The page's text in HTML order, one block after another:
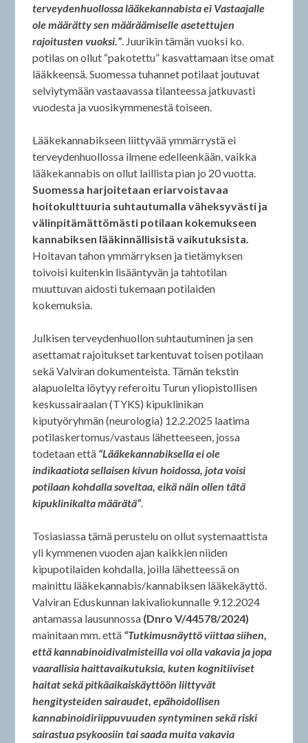
terveydenhuollossa lääkekannabista ei Vastaajalle
ole määrätty sen määräämiselle asetettujen
rajoitusten vuoksi.”. Juurikin tämän vuoksi ko.
potilas on ollut “pakotettu” kasvattamaan itse omat
lääkkeensä. Suomessa tuhannet potilaat joutuvat
selviytymään vastaavassa tilanteessa jatkuvasti
vuodesta ja vuosikymmenestä toiseen.
Lääkekannabikseen liittyvää ymmärrystä ei
terveydenhuollossa ilmene edelleenkään, vaikka
lääkekannabis on ollut laillista pian jo 20 vuotta.
Suomessa harjoitetaan eriarvoistavaa
hoitokulttuuria suhtautumalla väheksyvästi ja
välinpitämättömästi potilaan kokemukseen
kannabiksen lääkinnällisistä vaikutuksista.
Hoitavan tahon ymmärryksen ja tietämyksen
toivoisi kuitenkin lisääntyvän ja tahtotilan
muuttuvan aidosti tukemaan potilaiden
kokemuksia.
Julkisen terveydenhuollon suhtautuminen ja sen
asettamat rajoitukset tarkentuvat toisen potilaan
sekä Valviran dokumenteista. Tämän tekstin
alapuolelta löytyy referoitu Turun yliopistollisen
keskussairaalan (TYKS) kipuklinikan
kiputyöryhmän (neurologia) 12.2.2025 laatima
potilaskertomus/vastaus lähetteeseen, jossa
todetaan että “Lääkekannabiksella ei ole
indikaatiota sellaisen kivun hoidossa, jota voisi
potilaan kohdalla soveltaa, eikä näin ollen tätä
kipuklinikalta määrätä”.
Tosiasiassa tämä perustelu on ollut systemaattista
yli kymmenen vuoden ajan kaikkien niiden
kipupotilaiden kohdalla, joilla lähetteessä on
mainittu lääkekannabis/kannabiksen lääkekäyttö.
Valviran Eduskunnan lakivaliokunnalle 9.12.2024
antamassa lausunnossa (Dnro V/44578/2024)
mainitaan mm. että “Tutkimusnäyttö viittaa siihen,
että kannabinoidivalmisteilla voi olla vakavia ja jopa
vaarallisia haittavaikutuksia, kuten kognitiiviset
haitat sekä pitkäaikaiskäyttöön liittyvät
hengitysteiden sairaudet, epähoidollisen
kannabinoidiriippuvuuden syntyminen sekä riski
sairastua psykoosiin tai saada muita vakavia